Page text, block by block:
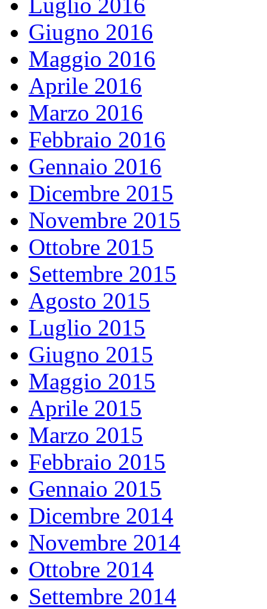
Giugno 2016
Maggio 2016
Aprile 2016
Marzo 2016
Febbraio 2016
Gennaio 2016
Dicembre 2015
Novembre 2015
Ottobre 2015
Settembre 2015
Agosto 2015
Luglio 2015
Giugno 2015
Maggio 2015
Aprile 2015
Marzo 2015
Febbraio 2015
Gennaio 2015
Dicembre 2014
Novembre 2014
Ottobre 2014
Settembre 2014